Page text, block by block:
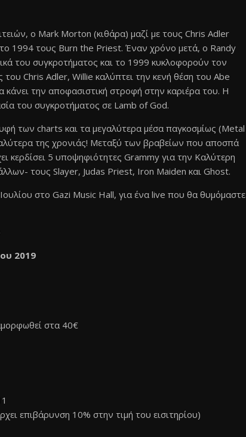
ο Mark Morton (κιθάρα) μαζί με τους Chris Adler
1994 τους Burn the Priest. Έναν χρόνο μετά, ο Randy
του συγκροτήματος και το 1999 κυκλοφορούν τον
Chris Adler, Willie καλύπτει την κενή θέση του Abe
κάνει την αποφασιστική στροφή στην καριέρα του. Η
του συγκροτήματος σε Lamb of God.
των charts και τα μεγαλύτερα μέσα παγκοσμίως (Metal
της χρονιάς! Μεταξύ των βραβείων που αποσπά
κερδίσει 5 υποψηφιότητες Grammy για την Καλύτερη
τους Slayer, Judas Priest, Iron Maiden και Ghost.
στο Gazi Music Hall, για ένα live που θα θυμόμαστε
2019
στα 40€
επιβάρυνση 10% στην τιμή του εισιτηρίου)